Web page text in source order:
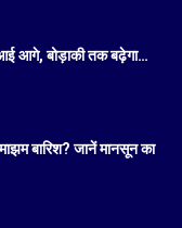
आई आगे, बोड़ाकी तक बढ़ेगा…
बारिश? जानें मानसून का